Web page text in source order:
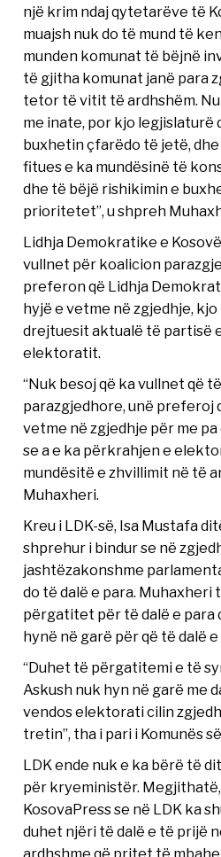
një krim ndaj qytetarëve të
muajsh nuk do të mund të
munden komunat të bëjnë
të gjitha komunat janë para
tetor të vitit të ardhshëm.
me inate, por kjo legjislaturë
buxhetin çfarëdo të jetë,
fitues e ka mundësinë të
dhe të bëjë rishikimin e
prioritetet”, u shpreh
Lidhja Demokratike e
vullnet për koalicion
preferon që Lidhja
hyjë e vetme në zgjedhje,
drejtuesit aktualë të partisë
elektoratit.
“Nuk besoj që ka vullnet që
parazgjedhore, unë preferoj
vetme në zgjedhje për me
se a e ka përkrahjen e
mundësitë e zhvillimit në të
Muhaxheri.
Kreu i LDK-së, Isa Mustafa
shprehur i bindur se në
jashtëzakonshme
do të dalë e para. Muhaxheri
përgatitet për të dalë e para
hynë në garë për që të dalë
“Duhet të përgatitemi e të
Askush nuk hyn në garë me
vendos elektorati cilin
tretin”, tha i pari i Komunës
LDK ende nuk e ka bërë të
për kryeministër.
KosovaPress se në LDK ka
duhet njëri të dalë e të prijë